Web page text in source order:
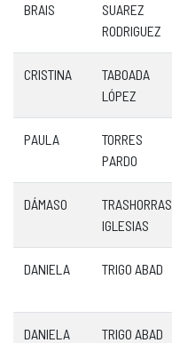
BRAIS
SUAREZ
RODRIGUEZ
CRISTINA
TABOADA
LÓPEZ
PAULA
TORRES
PARDO
DÁMASO
TRASHORRAS
IGLESIAS
DANIELA TRIGO ABAD
DANIELA TRIGO ABAD